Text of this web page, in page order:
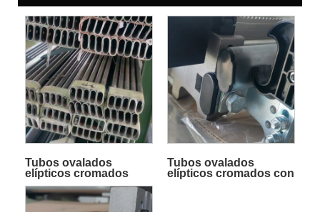
Tubos ovalados
elípticos cromados
textiles de varios
tamaños
Tubos ovalados
elípticos cromados con